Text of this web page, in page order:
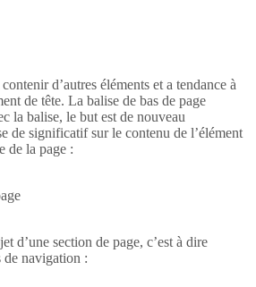
d’autres éléments et a tendance à
de tête. La balise de bas de page
la balise, le but est de nouveau
de significatif sur le contenu de l’élément
de la page :
d’une section de page, c’est à dire
de navigation :